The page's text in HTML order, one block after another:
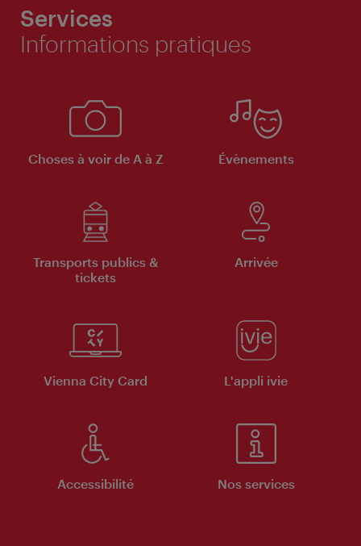
Services
Informations pratiques
Choses à voir de A à Z Évènements
Transports publics &
tickets
Arrivée
Vienna City Card L'appli ivie
Accessibilité Nos services